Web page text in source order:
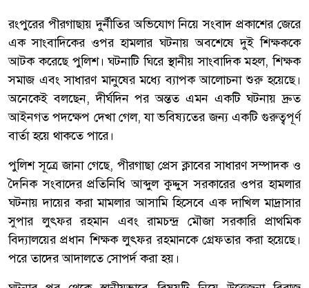
রংপুরের পীরগাছায় দুর্নীতির অভিযোগ নিয়ে সংবাদ প্রকাশের জেরে
এক সাংবাদিকের ওপর হামলার ঘটনায় অবশেষে দুই শিক্ষককে
আটক করেছে পুলিশ। ঘটনাটি ঘিরে স্থানীয় সাংবাদিক মহল, শিক্ষক
সমাজ এবং সাধারণ মানুষের মধ্যে ব্যাপক আলোচনা শুরু হয়েছে।
অনেকেই বলছেন, দীর্ঘদিন পর অন্তত এমন একটি ঘটনায় দ্রুত
আইনগত পদক্ষেপ দেখা গেল, যা ভবিষ্যতের জন্য একটি গুরুত্বপূর্ণ
বার্তা হয়ে থাকতে পারে।
পুলিশ সূত্রে জানা গেছে, পীরগাছা প্রেস ক্লাবের সাধারণ সম্পাদক ও
দৈনিক সংবাদের প্রতিনিধি আব্দুল কুদ্দুস সরকারের ওপর হামলার
ঘটনায় দায়ের করা মামলার আসামি হিসেবে এক দাখিল মাদ্রাসার
সুপার লুৎফর রহমান এবং রামচন্দ্র মৌজা সরকারি প্রাথমিক
বিদ্যালয়ের প্রধান শিক্ষক লুৎফর রহমানকে গ্রেফতার করা হয়েছে।
পরে তাদের আদালতে সোপর্দ করা হয়।